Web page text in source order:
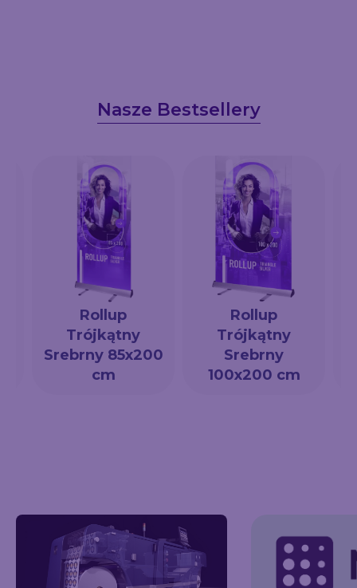
Nasze Bestsellery
Rollup
Trójkątny
Srebrny 85x200
cm
Rollup
Trójkątny
Srebrny
100x200 cm